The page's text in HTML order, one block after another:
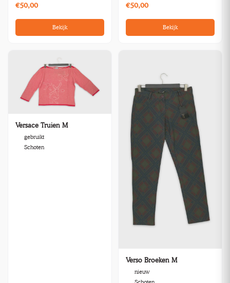
€50,00
Bekijk
€50,00
Bekijk
Versace Truien M
gebruikt
Schoten
Verso Broeken M
nieuw